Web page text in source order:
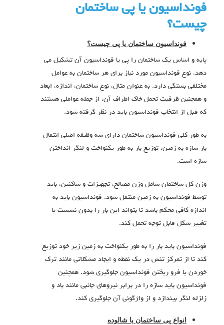
فونداسیون یا پی ساختمان
چیست؟
فونداسیون ساختمان یا پی چیست؟
پایه و اساس یک ساختمان را پی یا فونداسیون آن تشکیل می
دهد. نوع فونداسیون مورد نیاز برای هر ساختمان به عوامل
مختلفی بستگی دارد. به عنوان مثال، نوع ساختمان، اندازه، ابعاد
و همچنین ظرفیت تحمل خاک اطراف آن، از جمله عواملی هستند
که قبل از انتخاب فونداسیون باید در نظر گرفته شود.
به طور کلی فونداسیون ساختمان دارای سه وظیفه اصلی انتقال
بار سازه به زمین، توزیع بار به طور یکنواخت و لنگر انداختن
سازه است.
وزن کل ساختمان شامل وزن مصالح، تجهیزات و ساکنین، باید
توسط فونداسیون به زمین منتقل شود. فونداسیون باید به
اندازه کافی محکم باشد تا بتواند این بار را بدون نشست یا
تغییر شکل قابل توجه تحمل کند.
فونداسیون باید بار را به طور یکنواخت به زمین زیر خود توزیع
کند تا از تمرکز تنش در یک نقطه و ایجاد مشکلاتی مانند ترک
خوردن یا فرو ریختن فونداسیون جلوگیری شود. همچنین
فونداسیون باید سازه را در برابر نیروهای جانبی مانند باد و
زلزله لنگر بیندازد و از واژگونی آن جلوگیری کند.
انواع پی ساختمان یا شالوده